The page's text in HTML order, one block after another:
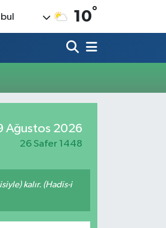
10°
Ağustos 2026
26 Safer 1448
kalır. (Hadis-i